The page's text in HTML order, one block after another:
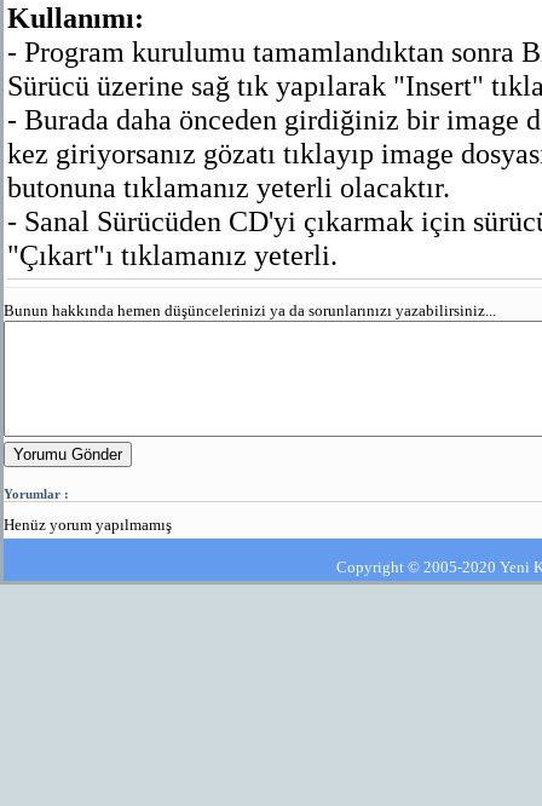
Kullanımı:
- Program kurulumu tamamlandıktan sonra
Sürücü üzerine sağ tık yapılarak "Insert"
- Burada daha önceden girdiğiniz bir image
kez giriyorsanız gözatı tıklayıp image
butonuna tıklamanız yeterli olacaktır.
- Sanal Sürücüden CD'yi çıkarmak için
"Çıkart"ı tıklamanız yeterli.
Bunun hakkında hemen düşüncelerinizi ya da sorunlarınızı yazabilirsiniz...
Yorumu Gönder
Yorumlar :
Henüz yorum yapılmamış
Copyright © 2005-2020 Yeni